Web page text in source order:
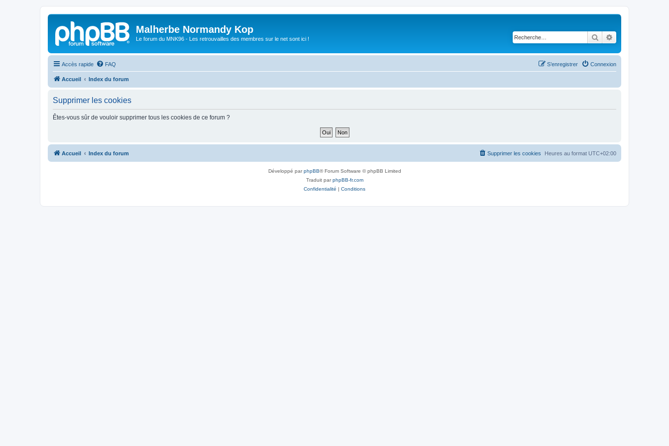
Malherbe Normandy Kop
Le forum du MNK96 - Les retrouvailles des membres sur le net sont ici ! Rechercher
Accès rapide FAQ Connexion
S’enregistrer
Accueil Index du forum
Supprimer les cookies
Êtes-vous sûr de vouloir supprimer tous les cookies de ce forum ?
Accueil Index du forum Heures au format UTC+02:00
Supprimer les cookies
Développé parphpBB® Forum Software © phpBB Limited
Traduit parphpBB-fr.com
Confidentialité | Conditions